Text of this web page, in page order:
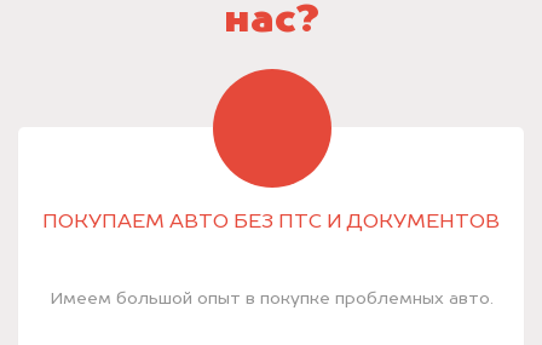
нас?
ПОКУПАЕМ АВТО БЕЗ ПТС И ДОКУМЕНТОВ
Имеем большой опыт в покупке проблемных авто.